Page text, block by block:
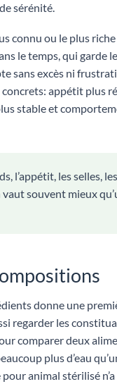
sérénité.
connu ou le plus
le temps, qui garde
sans excès ni
appétit plus
stable et
l’appétit, les selles,
souvent mieux
donne une
regarder les
comparer deux
plus d’eau
animal stérilisé n’a